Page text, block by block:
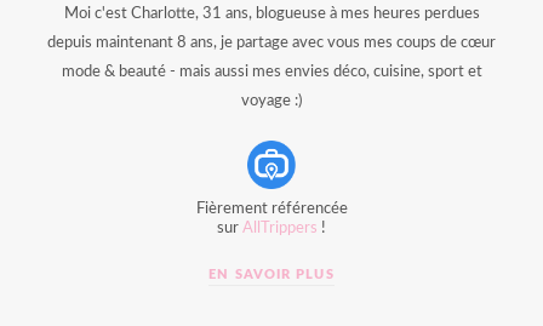
Moi c'est Charlotte, 31 ans, blogueuse à mes heures perdues
depuis maintenant 8 ans, je partage avec vous mes coups de cœur
mode & beauté - mais aussi mes envies déco, cuisine, sport et
voyage :)
Fièrement référencée
sur AllTrippers !
EN SAVOIR PLUS